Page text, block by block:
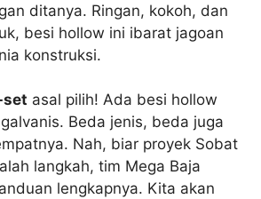
ditanya. Ringan, kokoh, dan
besi hollow ini ibarat jagoan
konstruksi.
asal pilih! Ada besi hollow
Beda jenis, beda juga
Nah, biar proyek Sobat
langkah, tim Mega Baja
lengkapnya. Kita akan